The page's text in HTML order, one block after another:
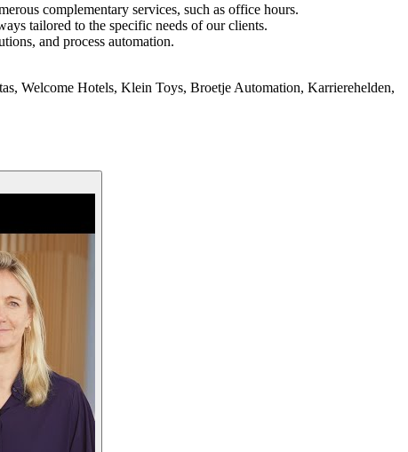
complementary services, such as office hours.
tailored to the specific needs of our clients.
and process automation.
Welcome Hotels, Klein Toys, Broetje Automation, Karrierehelden,